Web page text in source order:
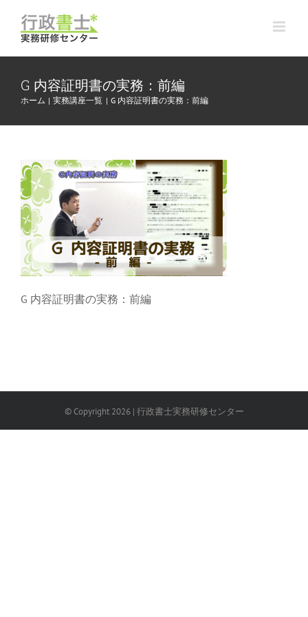
content
G 内容証明書の実務：前編
ホーム 実務講座一覧 G 内容証明書の実務：前編
G 内容証明書の実務：前編
© Copyright 2026| 行政書士実務研修センター